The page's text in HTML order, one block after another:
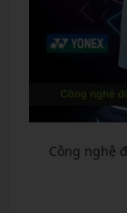
Công nghệ